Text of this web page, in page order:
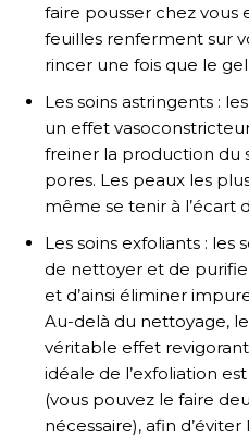
faire pousser chez vous
feuilles renferment sur
rincer une fois que le
Les soins astringents :
un effet
freiner la production du
pores. Les peaux les
même se tenir à l’écart
Les soins exfoliants :
de nettoyer et de
et d’ainsi éliminer
Au-delà du nettoyage,
véritable effet
idéale de l’exfoliation
(vous pouvez le faire
nécessaire), afin